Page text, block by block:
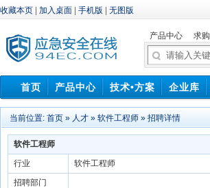
收藏本页 加入桌面 手机版 无图版
产品中心 求购
首页 产品中心 技术•方案 企业库
当前位置: 首页 » 人才 » 软件工程师 » 招聘详情
软件工程师
行业
软件工程师
招聘部门